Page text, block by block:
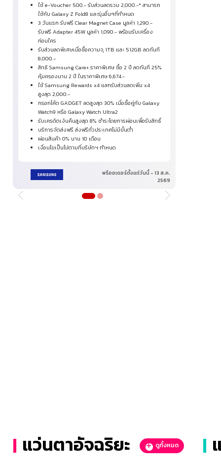
ใช้ e-Voucher 500.- รับส่วนลดรวม 2,000.-* สามารถ
ใช้กับ Galaxy Z Fold8 และรุ่นอื่นๆที่กำหนด
3 วันแรก รับฟรี Clear Magnet Case มูลค่า 1,290.-
รับฟรี Adapter 45W มูลค่า 1,090.- พร้อมรับเครื่อง
ก่อนใคร
รับส่วนลดพิเศษเมื่อซื้อความจุ 1TB และ 512GB ลดทันที
8,000.-
สิทธิ Samsung Care+ ราคาพิเศษ ซื้อ 2 ปี ลดทันที 25%
คุ้มครองนาน 2 ปี ในราคาพิเศษ 6,674.-
ใช้ Samsung Rewards x4 แลกรับส่วนลดเพิ่ม x4
สูงสุด 2,000.-
กรอกโค้ด GADGET ลดสูงสุด 30% เมื่อซื้อคู่กับ Galaxy
Watch9 หรือ Galaxy Watch Ultra2
รับเครดิตเงินคืนสูงสุด 8% ชำระโดยการผ่อนเพื่อรับสิทธิ์
บริการจัดส่งฟรี ส่งฟรีทั่วประเทศไม่มีขั้นต่ำ
ผ่อนสินค้า 0% นาน 10 เดือน
เงื่อนไขเป็นไปตามที่บริษัทฯ กำหนด
พรีออเดอร์ตั้งแต่วันนี้ - 13 ส.ค.
2569
แว่นตาอัจฉริยะ ดูทั้งหมด